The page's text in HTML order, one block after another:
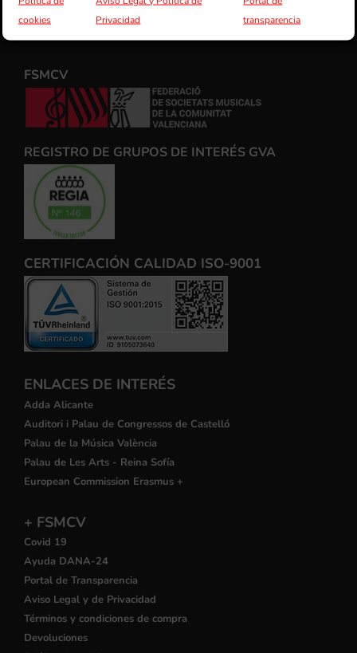
cookies
Privacidad
transparencia
FSMCV
REGISTRO DE GRUPOS DE INTERÉS GVA
CERTIFICACIÓN CALIDAD ISO-9001
ENLACES DE INTERÉS
Adda Alicante
Auditori i Palau de Congressos de Castelló
Palau de la Música València
Palau de Les Arts - Reina Sofía
European Commission Erasmus +
+ FSMCV
Covid 19
Ayuda DANA-24
Portal de Transparencia
Aviso Legal y de Privacidad
Términos y condiciones de compra
Devoluciones